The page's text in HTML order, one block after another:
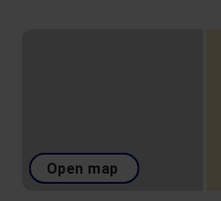
Open map